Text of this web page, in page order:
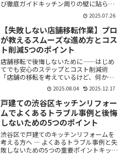
び徹底ガイドキッチン周りの壁に貼られ
ている「キッチンパネル」。毎日使う場
所だからこそ、汚れや傷、古びた印象が
気になっていませんか？特に、賃貸アパ
ートのオーナー様や管理者...
2025.07.26
【失敗しない店舗移転作業】プロ
が教えるスムーズな進め方とコス
ト削減5つのポイント
店舗移転で後悔しないために――はじめ
てでも安心のステップとコスト削減術
「店舗の移転を考えているけど、何から
手をつけていいかわからない」「費用や
手続きが不安」「移転後すぐにお客様を
迎えられるか心配」――店舗移転を控え
た方の多くが、このような悩...
2025.08.04 2025.12.17
戸建ての渋谷区キッチンリフォー
ムでよくあるトラブル事例と後悔
しないための5つのポイント
渋谷区で戸建てのキッチンリフォームを
考える方へ ― よくあるトラブル事例と失
敗しないための5つの重要ポイントキッチ